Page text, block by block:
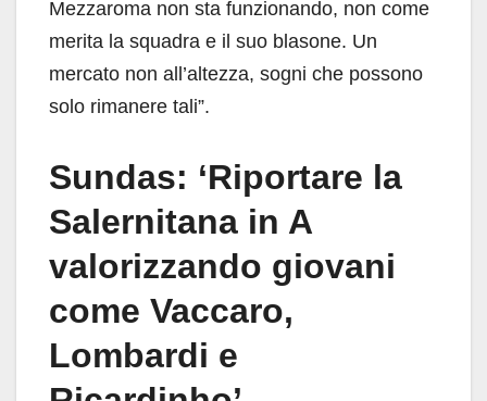
Mezzaroma non sta funzionando, non come
merita la squadra e il suo blasone. Un
mercato non all’altezza, sogni che possono
solo rimanere tali”.
Sundas: ‘Riportare la
Salernitana in A
valorizzando giovani
come Vaccaro,
Lombardi e